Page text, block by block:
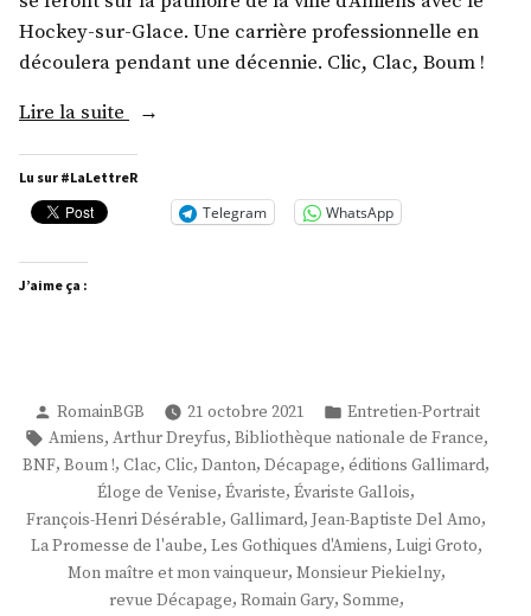
Hockey-sur-Glace. Une carrière professionnelle en
découlera pendant une décennie. Clic, Clac, Boum !
Lire la suite
« M.
Henri
Désérable »
Lu sur #LaLettreR
Telegram WhatsApp
J’aime ça :
Publié
par
RomainBGB 21 octobre 2021
Publié
dans
Entretien-Portrait
Étiquettes :
Amiens, Arthur Dreyfus, Bibliothèque nationale de France,
BNF, Boum !, Clac, Clic, Danton, Décapage, éditions Gallimard,
Éloge de Venise, Évariste, Évariste Gallois,
François-Henri Désérable, Gallimard, Jean-Baptiste Del Amo,
La Promesse de l'aube, Les Gothiques d'Amiens, Luigi Groto,
Mon maître et mon vainqueur, Monsieur Piekielny,
revue Décapage, Romain Gary, Somme,